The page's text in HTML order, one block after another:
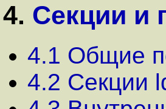
4. Секции и
4.1 Общие
4.2 Секции